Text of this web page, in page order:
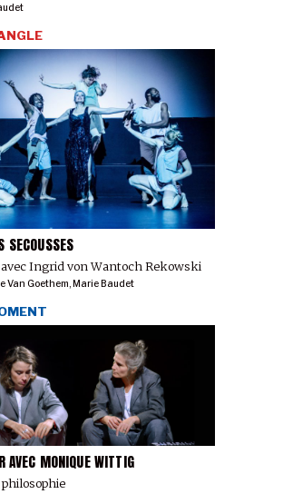
SECOUSSES
Ingrid von Wantoch Rekowski
Van Goethem,Marie Baudet
AVEC MONIQUE WITTIG